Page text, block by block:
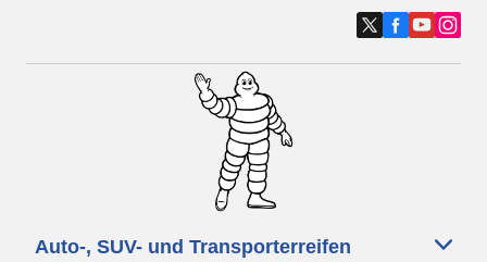
Auto-, SUV- und Transporterreifen